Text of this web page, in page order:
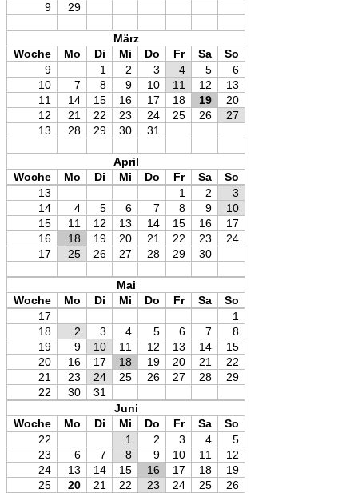
9
29
März
Woche
Mo Di Mi Do Fr Sa
So
9
1 2 3 4 5
6
10
7 8 9 10 11 12
13
11
14 15 16 17 18 19
20
12
21 22 23 24 25 26
27
13
28 29 30 31
April
Woche
Mo Di Mi Do Fr Sa
So
13
1 2
3
14
4 5 6 7 8 9
10
15
11 12 13 14 15 16
17
16
18 19 20 21 22 23
24
17
25 26 27 28 29 30
Mai
Woche
Mo Di Mi Do Fr Sa
So
17
1
18
2 3 4 5 6 7
8
19
9 10 11 12 13 14
15
20
16 17 18 19 20 21
22
21
23 24 25 26 27 28
29
22
30
31
Juni
Woche
Mo Di Mi Do Fr Sa
So
22
1 2 3 4
5
23
6 7 8 9 10 11
12
24
13 14 15 16 17 18
19
25
20 21 22 23 24 25
26